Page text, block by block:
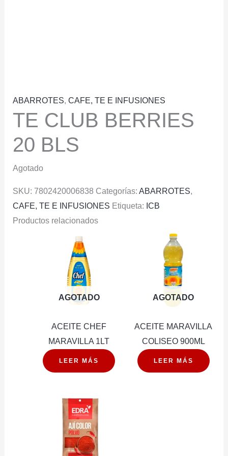
ABARROTES, CAFE, TE E INFUSIONES
TE CLUB BERRIES
20 BLS
Agotado
SKU: 7802420006838 Categorías: ABARROTES,
CAFE, TE E INFUSIONES Etiqueta: ICB
Productos relacionados
AGOTADO
ACEITE CHEF
MARAVILLA 1LT
LEER MÁS
AGOTADO
ACEITE MARAVILLA
COLISEO 900ML
LEER MÁS